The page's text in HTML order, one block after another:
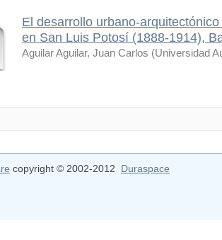
El desarrollo urbano-
en San Luis Potosí (1888-1914),
Aguilar Aguilar, Juan Carlos (Universidad
copyright © 2002-2012 Duraspace